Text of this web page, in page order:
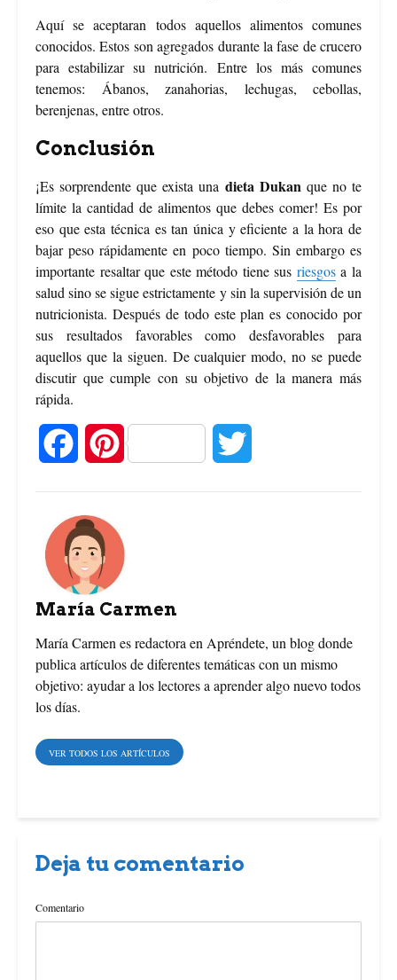
Aquí se aceptaran todos aquellos alimentos comunes
conocidos. Estos son agregados durante la fase de crucero
para estabilizar su nutrición. Entre los más comunes
tenemos: Ábanos, zanahorias, lechugas, cebollas,
berenjenas, entre otros.
Conclusión
¡Es sorprendente que exista una dieta Dukanque no te
límite la cantidad de alimentos que debes comer! Es por
eso que esta técnica es tan única y eficiente a la hora de
bajar peso rápidamente en poco tiempo. Sin embargo es
importante resaltar que este método tiene sus riesgosa la
salud sino se sigue estrictamente y sin la supervisión de un
nutricionista. Después de todo este plan es conocido por
sus resultados favorables como desfavorables para
aquellos que la siguen. De cualquier modo, no se puede
discutir que cumple con su objetivo de la manera más
rápida.
c
e
b
o
k
P
t
r
t
e
María Carmen
María Carmen es redactora en Apréndete, un blog donde
publica artículos de diferentes temáticas con un mismo
objetivo: ayudar a los lectores a aprender algo nuevo todos
los días.
VER TODOS LOS ARTÍCULOS
Deja tu comentario
Comentario